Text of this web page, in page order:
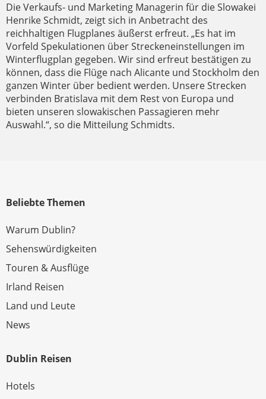
Die Verkaufs- und Marketing Managerin für die Slowakei
Henrike Schmidt, zeigt sich in Anbetracht des
reichhaltigen Flugplanes äußerst erfreut. „Es hat im
Vorfeld Spekulationen über Streckeneinstellungen im
Winterflugplan gegeben. Wir sind erfreut bestätigen zu
können, dass die Flüge nach Alicante und Stockholm den
ganzen Winter über bedient werden. Unsere Strecken
verbinden Bratislava mit dem Rest von Europa und
bieten unseren slowakischen Passagieren mehr
Auswahl.“, so die Mitteilung Schmidts.
Beliebte Themen
Warum Dublin?
Sehenswürdigkeiten
Touren & Ausflüge
Irland Reisen
Land und Leute
News
Dublin Reisen
Hotels